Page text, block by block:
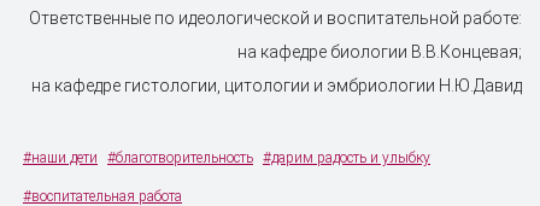
Ответственные по идеологической и воспитательной работе:
на кафедре биологии В.В.Концевая;
на кафедре гистологии, цитологии и эмбриологии Н.Ю.Давид
#наши дети #благотворительность #дарим радость и улыбку
#воспитательная работа